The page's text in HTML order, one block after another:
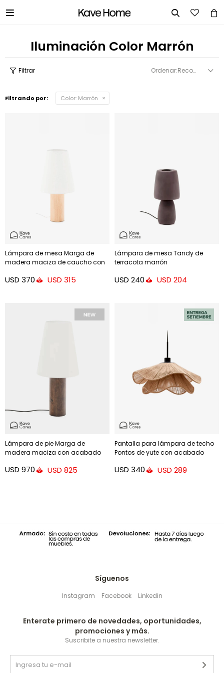
 
Iluminación Color Marrón
Recomendados
Filtrando por: Color: Marrón
Lámpara de mesa Marga de
madera maciza de caucho con
tono natural
USD 370 USD 315
Lámpara de mesa Tandy de
terracota marrón
USD 240 USD 204
Lámpara de pie Marga de
madera maciza con acabado
USD 970 USD 825
Pantalla para lámpara de techo
Pontos de yute con acabado
USD 340 USD 289
Síguenos
Instagram Facebook Linkedin
Enterate primero de novedades, oportunidades,
promociones y más.
Suscribite a nuestra newsletter.